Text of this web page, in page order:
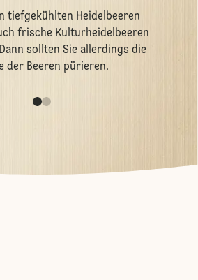
tiefgekühlten Heidelbeeren
frische Kulturheidelbeeren
sollten Sie allerdings die
der Beeren pürieren.